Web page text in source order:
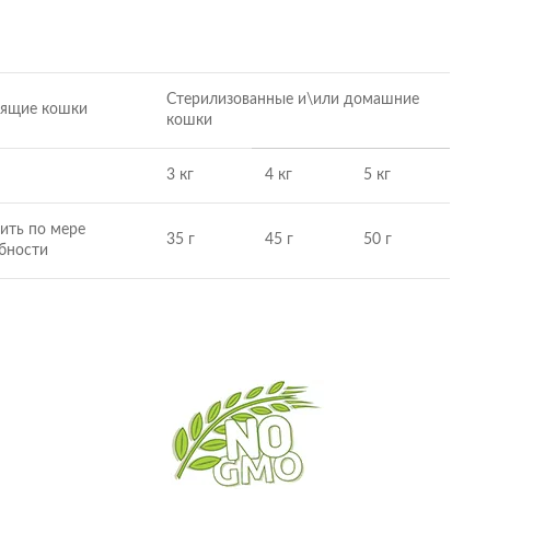
кошки
Стерилизованные и\или домашние
кошки
3 кг 4 кг 5 кг
по мере
35 г 45 г 50 г